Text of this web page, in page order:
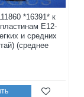
*16391* к
E12-
и средних
(среднее